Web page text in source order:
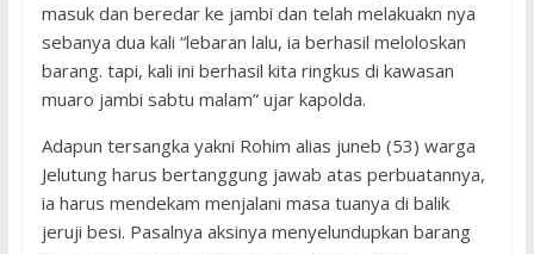
masuk dan beredar ke jambi dan telah melakuakn nya
sebanya dua kali “lebaran lalu, ia berhasil meloloskan
barang. tapi, kali ini berhasil kita ringkus di kawasan
muaro jambi sabtu malam” ujar kapolda.
Adapun tersangka yakni Rohim alias juneb (53) warga
Jelutung harus bertanggung jawab atas perbuatannya,
ia harus mendekam menjalani masa tuanya di balik
jeruji besi. Pasalnya aksinya menyelundupkan barang